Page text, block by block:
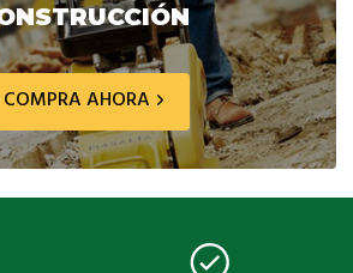
COMPRA AHORA